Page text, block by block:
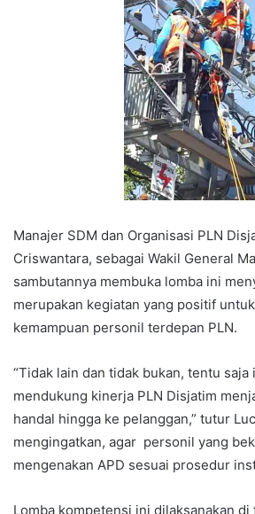
Manajer SDM dan Organisasi PLN
Criswantara, sebagai Wakil General
sambutannya membuka lomba ini
merupakan kegiatan yang positif
kemampuan personil terdepan PLN.
“Tidak lain dan tidak bukan, tentu
mendukung kinerja PLN Disjatim
handal hingga ke pelanggan,” tutur
mengingatkan, agar personil yang
mengenakan APD sesuai prosedur
Lomba kompetensi ini dilaksanakan di